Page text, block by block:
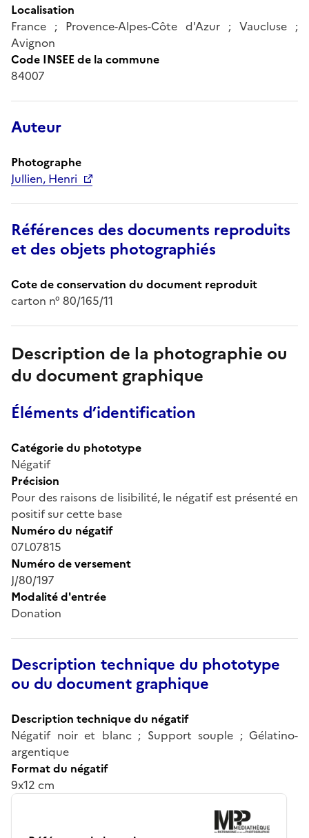
Localisation
France ; Provence-Alpes-Côte d'Azur ; Vaucluse ;
Avignon
Code INSEE de la commune
84007
Auteur
Photographe
Jullien, Henri
Références des documents reproduits
et des objets photographiés
Cote de conservation du document reproduit
carton n° 80/165/11
Description de la photographie ou
du document graphique
Éléments d’identification
Catégorie du phototype
Négatif
Précision
Pour des raisons de lisibilité, le négatif est présenté en
positif sur cette base
Numéro du négatif
07L07815
Numéro de versement
J/80/197
Modalité d'entrée
Donation
Description technique du phototype
ou du document graphique
Description technique du négatif
Négatif noir et blanc ; Support souple ; Gélatino-
argentique
Format du négatif
9x12 cm